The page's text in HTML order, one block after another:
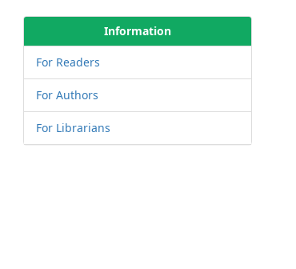
Information
For Readers
For Authors
For Librarians